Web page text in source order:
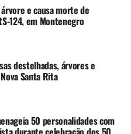
parque e
ganhei
que
das
eram da
e causa morte de
124, em Montenegro
destelhadas, árvores e
Santa Rita
50 personalidades com